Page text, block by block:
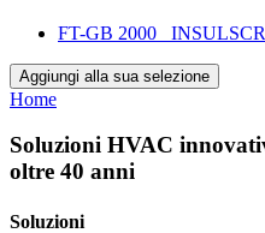
FT-GB 2000_
Aggiungi alla sua selezione
Home
Soluzioni HVAC
oltre 40 anni
Soluzioni